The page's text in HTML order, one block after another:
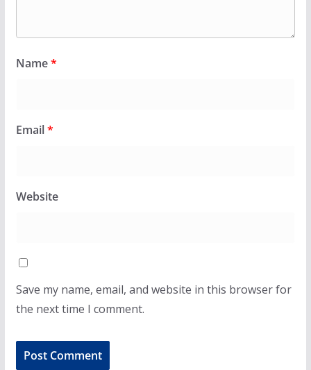
Name*
Email*
Website
Save my name, email, and website in this browser for
the next time I comment.